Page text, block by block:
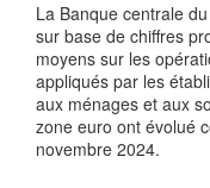
La Banque centrale
sur base de chiffres
moyens sur les
appliqués par les
aux ménages et aux
zone euro ont évolué
novembre 2024.